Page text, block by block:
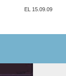
EL 15.09.09